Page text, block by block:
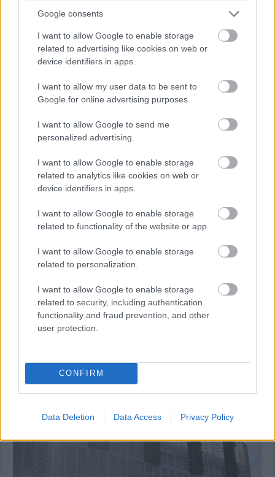
Google consents
I want to allow Google to enable storage
related to advertising like cookies on web or
device identifiers in apps.
I want to allow my user data to be sent to
Google for online advertising purposes.
I want to allow Google to send me
personalized advertising.
I want to allow Google to enable storage
related to analytics like cookies on web or
device identifiers in apps.
I want to allow Google to enable storage
related to functionality of the website or app.
I want to allow Google to enable storage
related to personalization.
I want to allow Google to enable storage
related to security, including authentication
functionality and fraud prevention, and other
user protection.
CONFIRM
Data Deletion Data Access Privacy Policy
féltengelytörésre. Második alkalommal szereltek váltót az 1-es
első váltócserére, miután a pénteki szabadedzéseken
váltóhibára panaszkodott mindkét pilóta. (Sergio Perez
autójában szintén cserélték az alkatrészt.) Verstappen Red
sebességváltó került vissza, büntetés így nem jár a cseréért –
viszont érdemes emlékezni rá, ez a komponens volt bent az
panaszkodott.
A Red Bull egyúttal a jobb és bal hátsó felfüggesztést is
kicserélte Verstappen autóján, beleértve a féltengelyeket. A
parc fermére vonatkozó szabályok ezt lehetővé teszik, így
változatlanul a 15. rajthelyről kezdhet.
További fotók a dúsgazdagok vendéglátóegységéről: